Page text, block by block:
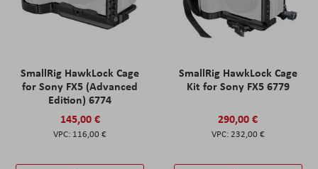
SmallRig HawkLock Cage
for Sony FX5 (Advanced
Edition) 6774
145,00 €
116,00 €
SmallRig HawkLock Cage
Kit for Sony FX5 6779
290,00 €
232,00 €